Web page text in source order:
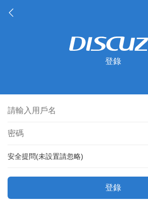
登錄
安全提問(未設置請忽略)
登錄